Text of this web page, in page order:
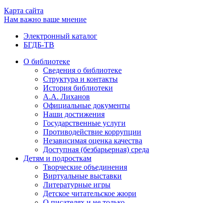
Карта сайта
Нам важно ваше мнение
Электронный каталог
БГДБ-ТВ
О библиотеке
Сведения о библиотеке
Структура и контакты
История библиотеки
А.А. Лиханов
Официальные документы
Наши достижения
Государственные услуги
Противодействие коррупции
Независимая оценка качества
Доступная (безбарьерная) среда
Детям и подросткам
Творческие объединения
Виртуальные выставки
Литературные игры
Детское читательское жюри